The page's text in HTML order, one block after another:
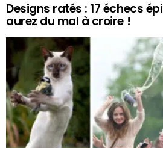
Designs ratés : 17 échecs
aurez du mal à croire !